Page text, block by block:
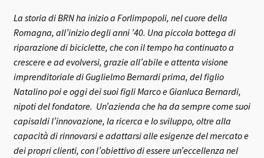
La storia di BRN ha inizio a Forlimpopoli, nel cuore della
Romagna, all’inizio degli anni ’40. Una piccola bottega di
riparazione di biciclette, che con il tempo ha continuato a
crescere e ad evolversi, grazie all’abile e attenta visione
imprenditoriale di Guglielmo Bernardi prima, del figlio
Natalino poi e oggi dei suoi figli Marco e Gianluca Bernardi,
nipoti del fondatore. Un’azienda che ha da sempre come suoi
capisaldi l’innovazione, la ricerca e lo sviluppo, oltre alla
capacità di rinnovarsi e adattarsi alle esigenze del mercato e
dei propri clienti, con l’obiettivo di essere un’eccellenza nel